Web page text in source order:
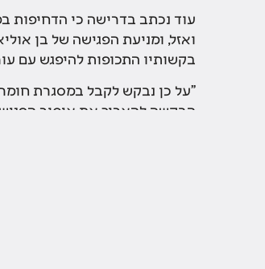
עוד נכתב בדרישה כי הדחיפות
ואזל, ומניעת הפגישה של בן
בקשותיו התכופות להיפגש עם
"על כן נבקש לקבל במסגרת